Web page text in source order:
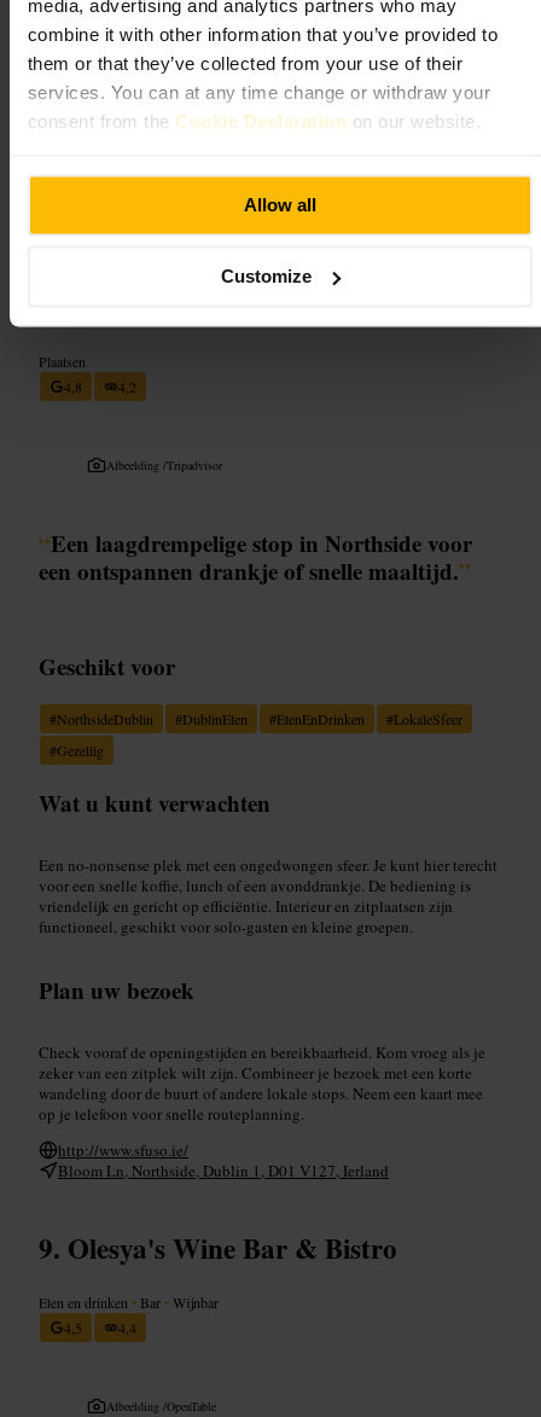
media, advertising and analytics partners who may
combine it with other information that you’ve provided to
them or that they’ve collected from your use of their
services. You can at any time change or withdraw your
consent from the Cookie Declaration on our website.
Allow all
Customize
avondmaaltijd.
Plan uw bezoek
Reserveer vooral voor avonden en weekend. Vermeld dieetwensen bij
het personeel om een wijn- of cocktailadvies als je zoekt naar iets
https://sophies.ie/menus/
Plaatsen
4,8
4,2
Afbeelding /Tripadvisor
“Een laagdrempelige stop in Northside voor
een ontspannen drankje of snelle maaltijd.”
Geschikt voor
#NorthsideDublin #DublinEten #EtenEnDrinken #LokaleSfeer
#Gezellig
Wat u kunt verwachten
Een no-nonsense plek met een ongedwongen sfeer. Je kunt hier terecht
voor een snelle koffie, lunch of een avonddrankje. De bediening is
vriendelijk en gericht op efficiëntie. Interieur en zitplaatsen zijn
functioneel, geschikt voor solo-gasten en kleine groepen.
Plan uw bezoek
Check vooraf de openingstijden en bereikbaarheid. Kom vroeg als je
zeker van een zitplek wilt zijn. Combineer je bezoek met een korte
wandeling door de buurt of andere lokale stops. Neem een kaart mee
op je telefoon voor snelle routeplanning.
http://www.sfuso.ie/
Bloom Ln, Northside, Dublin 1, D01 V127, Ierland
Olesya's Wine Bar & Bistro
Eten en drinken • Bar •Wijnbar
4,5
4,4
Afbeelding /OpenTable